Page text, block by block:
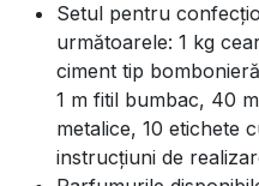
Setul pentru
următoarele: 1 kg
ciment tip
1 m fitil bumbac, 40
metalice, 10 etichete
instrucțiuni de